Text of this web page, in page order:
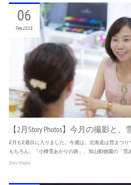
【2月Story Photos】今月の撮影と、
2月も2週目に入りました。今週は、北海道は雪まつ
もちろん、「小樽雪あかりの路」、旭山動物園の「
06
Feb2018
Story Photos